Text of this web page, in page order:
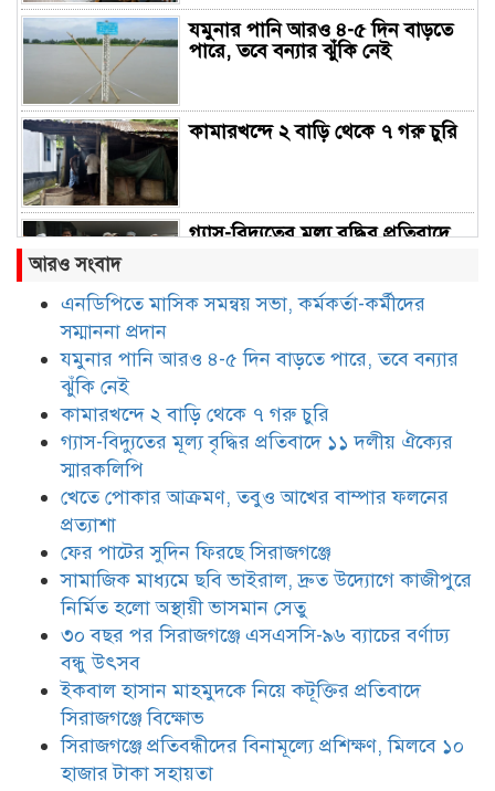
যমুনার পানি আরও ৪-৫ দিন বাড়তে
পারে, তবে বন্যার ঝুঁকি নেই
কামারখন্দে ২ বাড়ি থেকে ৭ গরু চুরি
গ্যাস-বিদ্যুতের মূল্য বৃদ্ধির প্রতিবাদে
বাম্পার ফলনের প্রত্যাশা
ফের পাটের সুদিন ফিরছে সিরাজগঞ্জে
সামাজিক মাধ্যমে ছবি ভাইরাল, দ্রুত
উদ্যোগে কাজীপুরে নির্মিত হলো
অস্থায়ী ভাসমান সেতু
৩০ বছর পর সিরাজগঞ্জে এসএসসি-৯৬
ইকবাল হাসান মাহমুদকে নিয়ে
কটূক্তির প্রতিবাদে সিরাজগঞ্জে বিক্ষোভ
আরও সংবাদ
এনডিপিতে মাসিক সমন্বয় সভা, কর্মকর্তা-কর্মীদের
সম্মাননা প্রদান
যমুনার পানি আরও ৪-৫ দিন বাড়তে পারে, তবে বন্যার
ঝুঁকি নেই
কামারখন্দে ২ বাড়ি থেকে ৭ গরু চুরি
গ্যাস-বিদ্যুতের মূল্য বৃদ্ধির প্রতিবাদে ১১ দলীয় ঐক্যের
স্মারকলিপি
খেতে পোকার আক্রমণ, তবুও আখের বাম্পার ফলনের
প্রত্যাশা
ফের পাটের সুদিন ফিরছে সিরাজগঞ্জে
সামাজিক মাধ্যমে ছবি ভাইরাল, দ্রুত উদ্যোগে কাজীপুরে
নির্মিত হলো অস্থায়ী ভাসমান সেতু
৩০ বছর পর সিরাজগঞ্জে এসএসসি-৯৬ ব্যাচের বর্ণাঢ্য
বন্ধু উৎসব
ইকবাল হাসান মাহমুদকে নিয়ে কটূক্তির প্রতিবাদে
সিরাজগঞ্জে বিক্ষোভ
সিরাজগঞ্জে প্রতিবন্ধীদের বিনামূল্যে প্রশিক্ষণ, মিলবে ১০
হাজার টাকা সহায়তা